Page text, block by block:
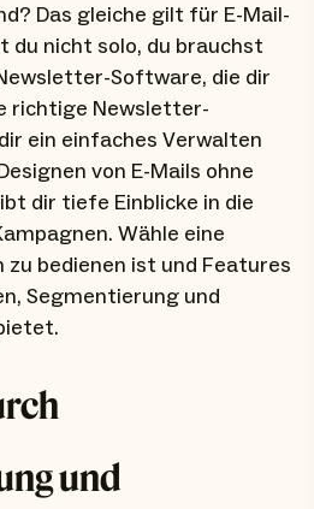
Das gleiche gilt für E-Mail-
du nicht solo, du brauchst
Software, die dir
richtige Newsletter-
ein einfaches Verwalten
von E-Mails ohne
dir tiefe Einblicke in die
Wähle eine
bedienen ist und Features
Segmentierung und
und